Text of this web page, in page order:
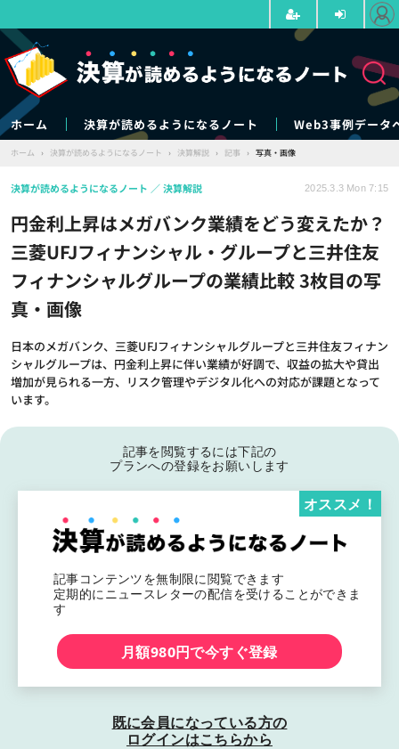
ホーム 決算が読めるようになるノート Web3事例データ
ホーム › 決算が読めるようになるノート › 決算解説 › 記事 › 写真・画像
円金利上昇はメガバンク業績をどう変えたか？
三菱UFJフィナンシャル・グループと三井住友
フィナンシャルグループの業績比較 3枚目の写
真・画像
日本のメガバンク、三菱UFJフィナンシャルグループと三井住友フィナン
シャルグループは、円金利上昇に伴い業績が好調で、収益の拡大や貸出
増加が見られる一方、リスク管理やデジタル化への対応が課題となって
います。
決算が読めるようになるノート 決算解説 2025.3.3 Mon 7:15
記事を閲覧するには下記の
プランへの登録をお願いします
記事コンテンツを無制限に閲覧できます
定期的にニュースレターの配信を受けることができま
す
オススメ！
月額980円で今すぐ登録
既に会員になっている方の
ログインはこちらから